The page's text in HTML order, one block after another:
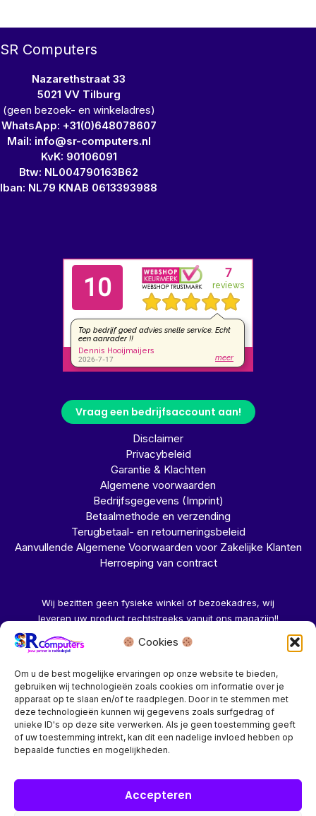
Cookies
Om u de best mogelijke ervaringen op onze website te bieden,
gebruiken wij technologieën zoals cookies om informatie over je
apparaat op te slaan en/of te raadplegen. Door in te stemmen met
deze technologieën kunnen wij gegevens zoals surfgedrag of
unieke ID's op deze site verwerken. Als je geen toestemming geeft
of uw toestemming intrekt, kan dit een nadelige invloed hebben op
bepaalde functies en mogelijkheden.
Accepteren
SR Computers
Nazarethstraat 33
5021 VV Tilburg
(geen bezoek- en winkeladres)
WhatsApp: +31(0)648078607
Mail: info@sr-computers.nl
KvK: 90106091
Btw: NL004790163B62
Iban: NL79 KNAB 0613393988
Vraag een bedrijfsaccount aan!
Disclaimer
Privacybeleid
Garantie & Klachten
Algemene voorwaarden
Bedrijfsgegevens (Imprint)
Betaalmethode en verzending
Terugbetaal- en retourneringsbeleid
Aanvullende Algemene Voorwaarden voor Zakelijke Klanten
Herroeping van contract
Wij bezitten geen fysieke winkel of bezoekadres, wij
leveren uw product rechtstreeks vanuit ons magazijn!!
Herroeping aanvragen →
Bedrijf? vraag een account aan voor speciale prijzen!